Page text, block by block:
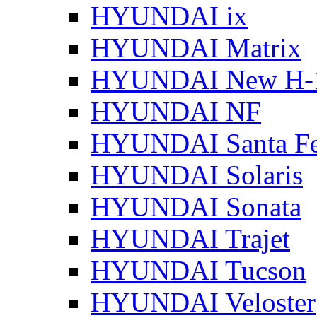
HYUNDAI ix
HYUNDAI Matrix
HYUNDAI New
HYUNDAI NF
HYUNDAI Santa
HYUNDAI Solaris
HYUNDAI Sonata
HYUNDAI Trajet
HYUNDAI Tucson
HYUNDAI Veloster